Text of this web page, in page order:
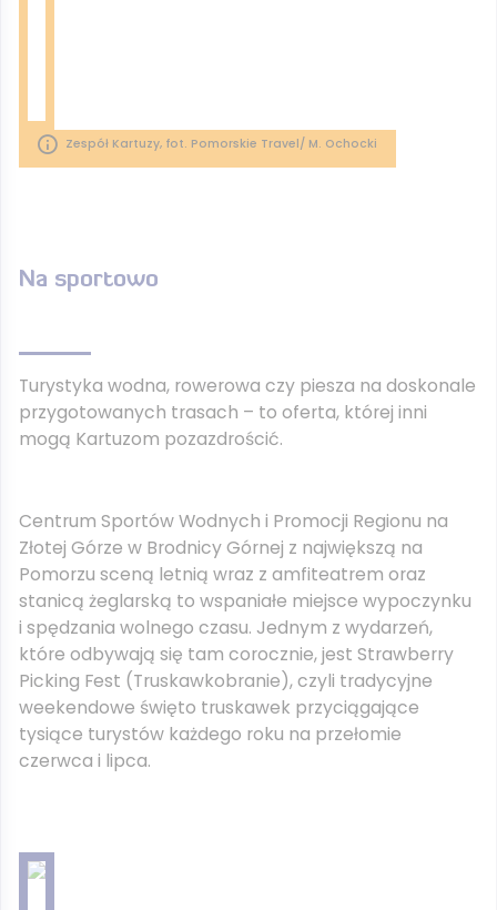
Zespół Kartuzy, fot. Pomorskie Travel/ M. Ochocki
Na sportowo
Turystyka wodna, rowerowa czy piesza na doskonale
przygotowanych trasach – to oferta, której inni
mogą Kartuzom pozazdrościć.
Centrum Sportów Wodnych i Promocji Regionu na
Złotej Górze w Brodnicy Górnej z największą na
Pomorzu sceną letnią wraz z amfiteatrem oraz
stanicą żeglarską to wspaniałe miejsce wypoczynku
i spędzania wolnego czasu. Jednym z wydarzeń,
które odbywają się tam corocznie, jest Strawberry
Picking Fest (Truskawkobranie), czyli tradycyjne
weekendowe święto truskawek przyciągające
tysiące turystów każdego roku na przełomie
czerwca i lipca.